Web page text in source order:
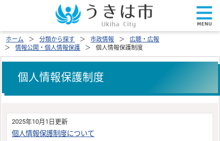
ホーム 分類から探す 市政情報
広聴・広報
情報公開・個人情報保護
個人情報保護制度
個人情報保護制度
2025年10月1日更新
個人情報保護制度について